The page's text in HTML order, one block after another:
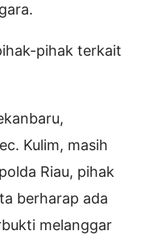
pihak terkait
Kulim, masih
Riau, pihak
berharap ada
melanggar